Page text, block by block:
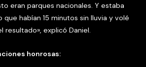
eran parques nacionales. Y estaba
habían 15 minutos sin lluvia y volé
resultado», explicó Daniel.
honrosas: